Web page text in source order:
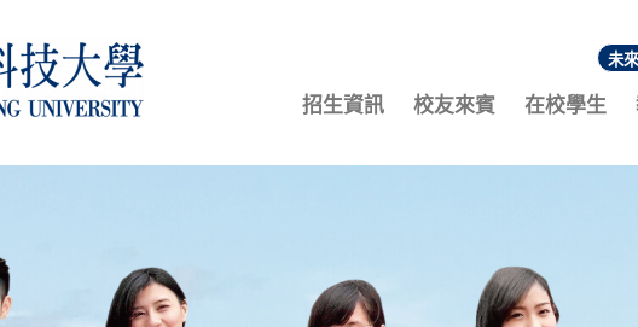
:::
未
招生資訊 校友來賓 在校學生